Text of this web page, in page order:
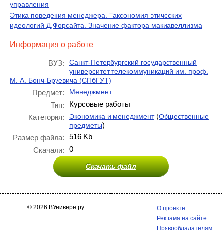
управления
Этика поведения менеджера. Таксономия этических
идеологий Д,Форсайта. Значение фактора макиавеллизма
Информация о работе
ВУЗ:
Санкт-Петербургский государственный
университет телекоммуникаций им. проф.
М. А. Бонч-Бруевича (СПбГУТ)
Предмет: Менеджмент
Тип:
Курсовые работы
Категория:
Экономика и менеджмент(Общественные
предметы)
Размер файла:
516 Kb
Скачали:
0
Скачать файл
© 2026 ВУнивере.ру
О проекте
Реклама на сайте
Правообладателям